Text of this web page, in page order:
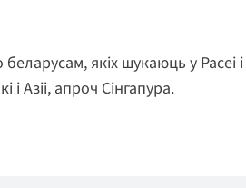
якіх шукаюць у Расеі і
Азіі, апроч Сінгапура.